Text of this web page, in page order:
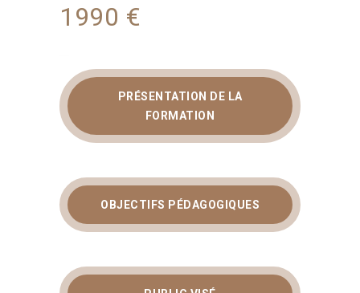
1990 €
FORMATION CAMEO
SYSML : MAÎTRISEZ
L’INGÉNIERIE DES
SYSTÈMES
En premier lieu, laformation cameo
PRÉSENTATION DE LA
FORMATION
OBJECTIFS PÉDAGOGIQUES